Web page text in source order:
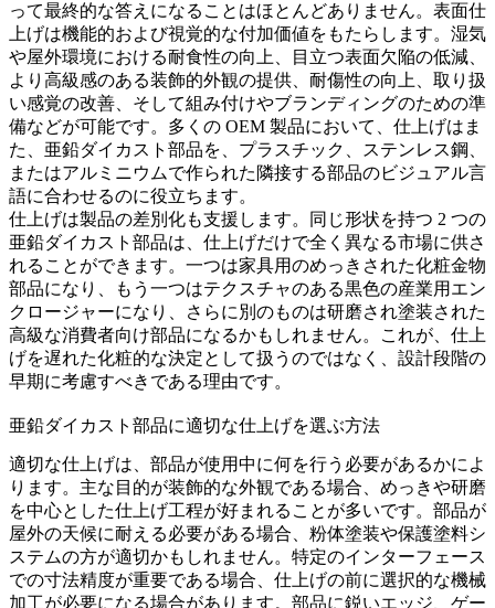
って最終的な答えになることはほとんどありません。表面仕
上げは機能的および視覚的な付加価値をもたらします。湿気
や屋外環境における耐食性の向上、目立つ表面欠陥の低減、
より高級感のある装飾的外観の提供、耐傷性の向上、取り扱
い感覚の改善、そして組み付けやブランディングのための準
備などが可能です。多くの OEM 製品において、仕上げはま
た、亜鉛ダイカスト部品を、プラスチック、ステンレス鋼、
またはアルミニウムで作られた隣接する部品のビジュアル言
語に合わせるのに役立ちます。
仕上げは製品の差別化も支援します。同じ形状を持つ 2 つの
亜鉛ダイカスト部品は、仕上げだけで全く異なる市場に供さ
れることができます。一つは家具用のめっきされた化粧金物
部品になり、もう一つはテクスチャのある黒色の産業用エン
クロージャーになり、さらに別のものは研磨され塗装された
高級な消費者向け部品になるかもしれません。これが、仕上
げを遅れた化粧的な決定として扱うのではなく、設計段階の
早期に考慮すべきである理由です。
亜鉛ダイカスト部品に適切な仕上げを選ぶ方法
適切な仕上げは、部品が使用中に何を行う必要があるかによ
ります。主な目的が装飾的な外観である場合、めっきや研磨
を中心とした仕上げ工程が好まれることが多いです。部品が
屋外の天候に耐える必要がある場合、粉体塗装や保護塗料シ
ステムの方が適切かもしれません。特定のインターフェース
での寸法精度が重要である場合、仕上げの前に選択的な機械
加工が必要になる場合があります。部品に鋭いエッジ、ゲー